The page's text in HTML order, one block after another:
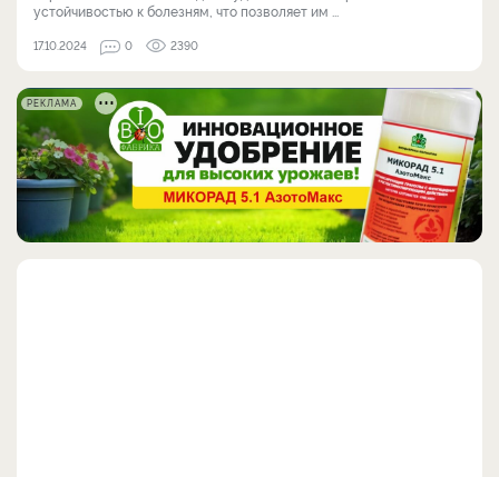
устойчивостью к болезням, что позволяет им ...
17.10.2024 0 2390
РЕКЛАМА